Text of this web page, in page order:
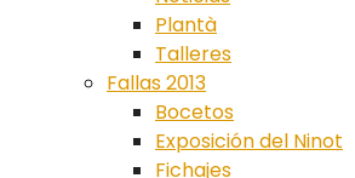
Plantà
Talleres
Fallas 2013
Bocetos
Exposición del Ninot
Fichajes